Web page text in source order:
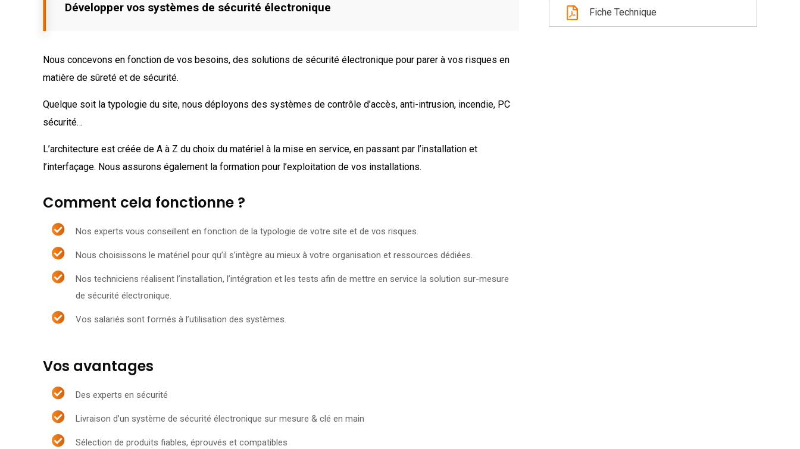
Développer vos systèmes de sécurité électronique
Nous concevons en fonction de vos besoins, des solutions de sécurité électronique pour parer à vos risques en
matière de sûreté et de sécurité.
Quelque soit la typologie du site, nous déployons des systèmes de contrôle d’accès, anti-intrusion, incendie, PC
sécurité…
L’architecture est créée de A à Z du choix du matériel à la mise en service, en passant par l’installation et
l’interfaçage. Nous assurons également la formation pour l’exploitation de vos installations.
Comment cela fonctionne ?
Nos experts vous conseillent en fonction de la typologie de votre site et de vos risques.
Nous choisissons le matériel pour qu’il s’intègre au mieux à votre organisation et ressources dédiées.
Nos techniciens réalisent l’installation, l’intégration et les tests afin de mettre en service la solution sur-mesure
de sécurité électronique.
Vos salariés sont formés à l’utilisation des systèmes.
Vos avantages
Des experts en sécurité
Livraison d’un système de sécurité électronique sur mesure & clé en main
Sélection de produits fiables, éprouvés et compatibles
Fiche Technique